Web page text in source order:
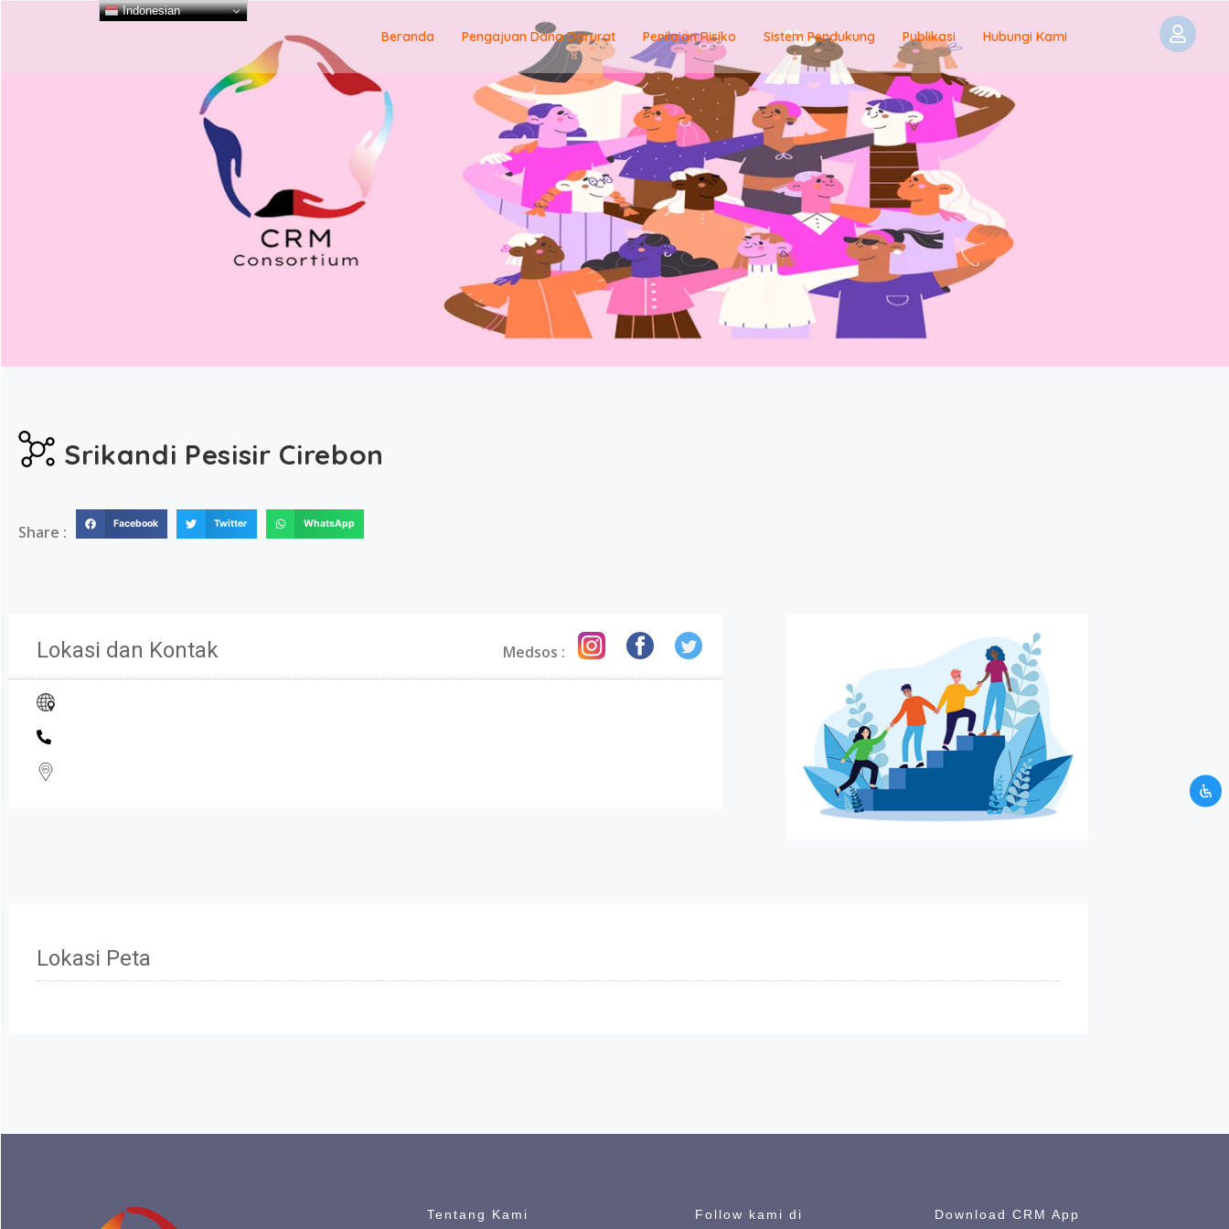
Beranda Pengajuan Dana Darurat Penilaian Risiko Sistem Pendukung Publikasi Hubungi Kami
Srikandi Pesisir Cirebon
Share : Facebook Twitter WhatsApp
Lokasi dan Kontak Medsos :
Lokasi Peta
Tentang Kami Follow kami di Download CRM App
Indonesian
USAHA TERBAIK KAMI UNTUK KAMU
TERIMA KASIH ATAS WAKTU
Mohon maaf data informasi yang kamu berikan tidak
memenuhi persyaratan kami. Silahkan hubungi kami
melalui layanan kontak CRM.